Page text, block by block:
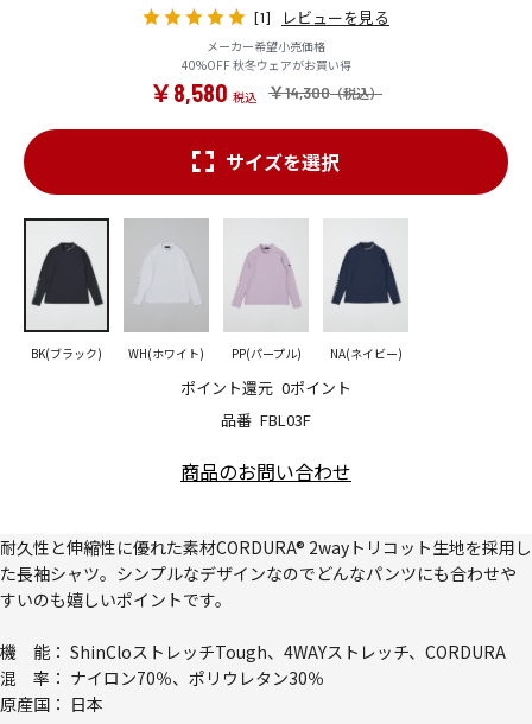
[1] レビューを見る
メーカー希望小売価格
40%OFF 秋冬ウェアがお買い得
￥14,300
￥8,580
品番 FBL03F
ポイント還元 0ポイント
サイズを選択
BK(ブラック) WH(ホワイト) PP(パープル) NA(ネイビー)
商品のお問い合わせ
耐久性と伸縮性に優れた素材CORDURA® 2wayトリコット生地を採用し
た長袖シャツ。シンプルなデザインなのでどんなパンツにも合わせや
すいのも嬉しいポイントです。
機 能： ShinCloストレッチTough、4WAYストレッチ、CORDURA
混 率： ナイロン70％、ポリウレタン30％
原産国： 日本